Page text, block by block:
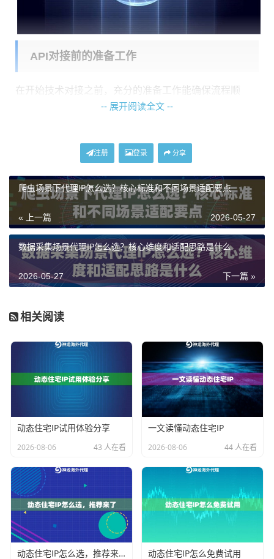
API对接前的准备工作
在开始技术对接之前，充分的准备工作能确保流程顺
畅。企业需要明确自身数据采集的具体需求，包括目标
代理IP的类型。例如，采集公开的电商价格信息可能使
用数据中心IP即可，而采集某些对真实性要求较高的社
交媒体数据，则可能需要模拟真实用户环境的住宅代理I
P。
选择一家可靠的代理IP服务商至关重要。以神龙海外动
态IP为例，其提供多类型专项动态代理方案，包括经济
的数据中心IP和真实可靠的动态住宅IP。企业需要根据自
身业务场景，在服务商的后台选择或创建适合的代理套
（API Key）以及一个用于提取代理IP的API端点地址。
按数量提取、按存活时间提取）、IP验证方式以及使用
限制。
标准API对接流程详解
第一步：获取代理IP列表
据采集系统通过调用服务商提供的API接口，传入认证参
数，即可实时获取一个可用的代理IP列表。神龙海外动
态IP的API支持返回多种格式的数据，如文本或JSON，
方便程序直接解析。对于需要高并发采集的业务，可以
-- 展开阅读全文 --
注册 登录 分享
爬虫场景下代理IP怎么选？核心标准和不同场景适配要点
« 上一篇 2026-05-27
数据采集场景代理IP怎么选？核心维度和适配思路是什么
下一篇 »
2026-05-27
相关阅读
动态住宅IP试用体验分享
2026-08-06 43 人在看
一文读懂动态住宅IP
2026-08-06 44 人在看
动态住宅IP怎么选，推荐来了 动态住宅IP怎么免费试用